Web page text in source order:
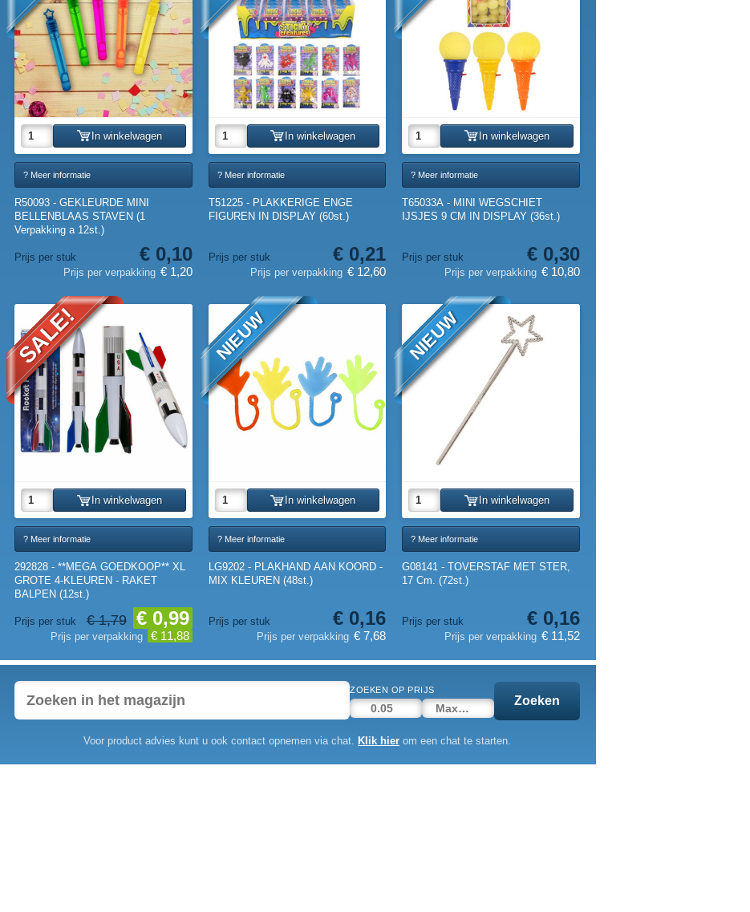
In winkelwagen
? Meer informatie
R50093 - GEKLEURDE MINI
BELLENBLAAS STAVEN (1
Verpakking a 12st.)
Prijs per stuk € 0,10
Prijs per verpakking € 1,20
In winkelwagen
? Meer informatie
T51225 - PLAKKERIGE ENGE
FIGUREN IN DISPLAY (60st.)
Prijs per stuk € 0,21
Prijs per verpakking € 12,60
In winkelwagen
? Meer informatie
T65033A - MINI WEGSCHIET
IJSJES 9 CM IN DISPLAY (36st.)
Prijs per stuk € 0,30
Prijs per verpakking € 10,80
SALE!
In winkelwagen
? Meer informatie
292828 - **MEGA GOEDKOOP** XL
GROTE 4-KLEUREN - RAKET
BALPEN (12st.)
Prijs per stuk € 1,79 € 0,99
Prijs per verpakking € 11,88
NIEUW
In winkelwagen
? Meer informatie
LG9202 - PLAKHAND AAN KOORD -
MIX KLEUREN (48st.)
Prijs per stuk € 0,16
Prijs per verpakking € 7,68
NIEUW
In winkelwagen
? Meer informatie
G08141 - TOVERSTAF MET STER,
17 Cm. (72st.)
Prijs per stuk € 0,16
Prijs per verpakking € 11,52
ZOEKEN OP PRIJS
Zoeken
Voor product advies kunt u ook contact opnemen via chat. Klik hier om een chat te starten.